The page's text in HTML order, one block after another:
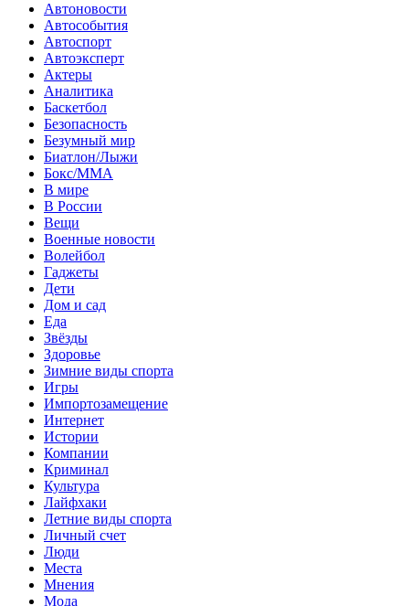
Автоновости
Автособытия
Автоспорт
Автоэксперт
Актеры
Аналитика
Баскетбол
Безопасность
Безумный мир
Биатлон/Лыжи
Бокс/MMA
В мире
В России
Вещи
Военные новости
Волейбол
Гаджеты
Дети
Дом и сад
Еда
Звёзды
Здоровье
Зимние виды спорта
Игры
Импортозамещение
Интернет
Истории
Компании
Криминал
Культура
Лайфхаки
Летние виды спорта
Личный счет
Люди
Места
Мнения
Мода